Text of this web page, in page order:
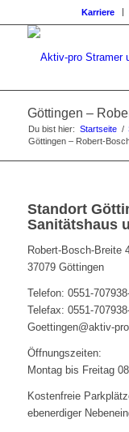
Karriere
Göttingen –
Du bist hier: Startseite /
Göttingen – Robert-
Standort
Sanitätshaus
Robert-Bosch-Breite
37079 Göttingen
Telefon: 0551-
Telefax: 0551-
Goettingen@aktiv-
Öffnungszeiten:
Montag bis Freitag
Kostenfreie
ebenerdiger